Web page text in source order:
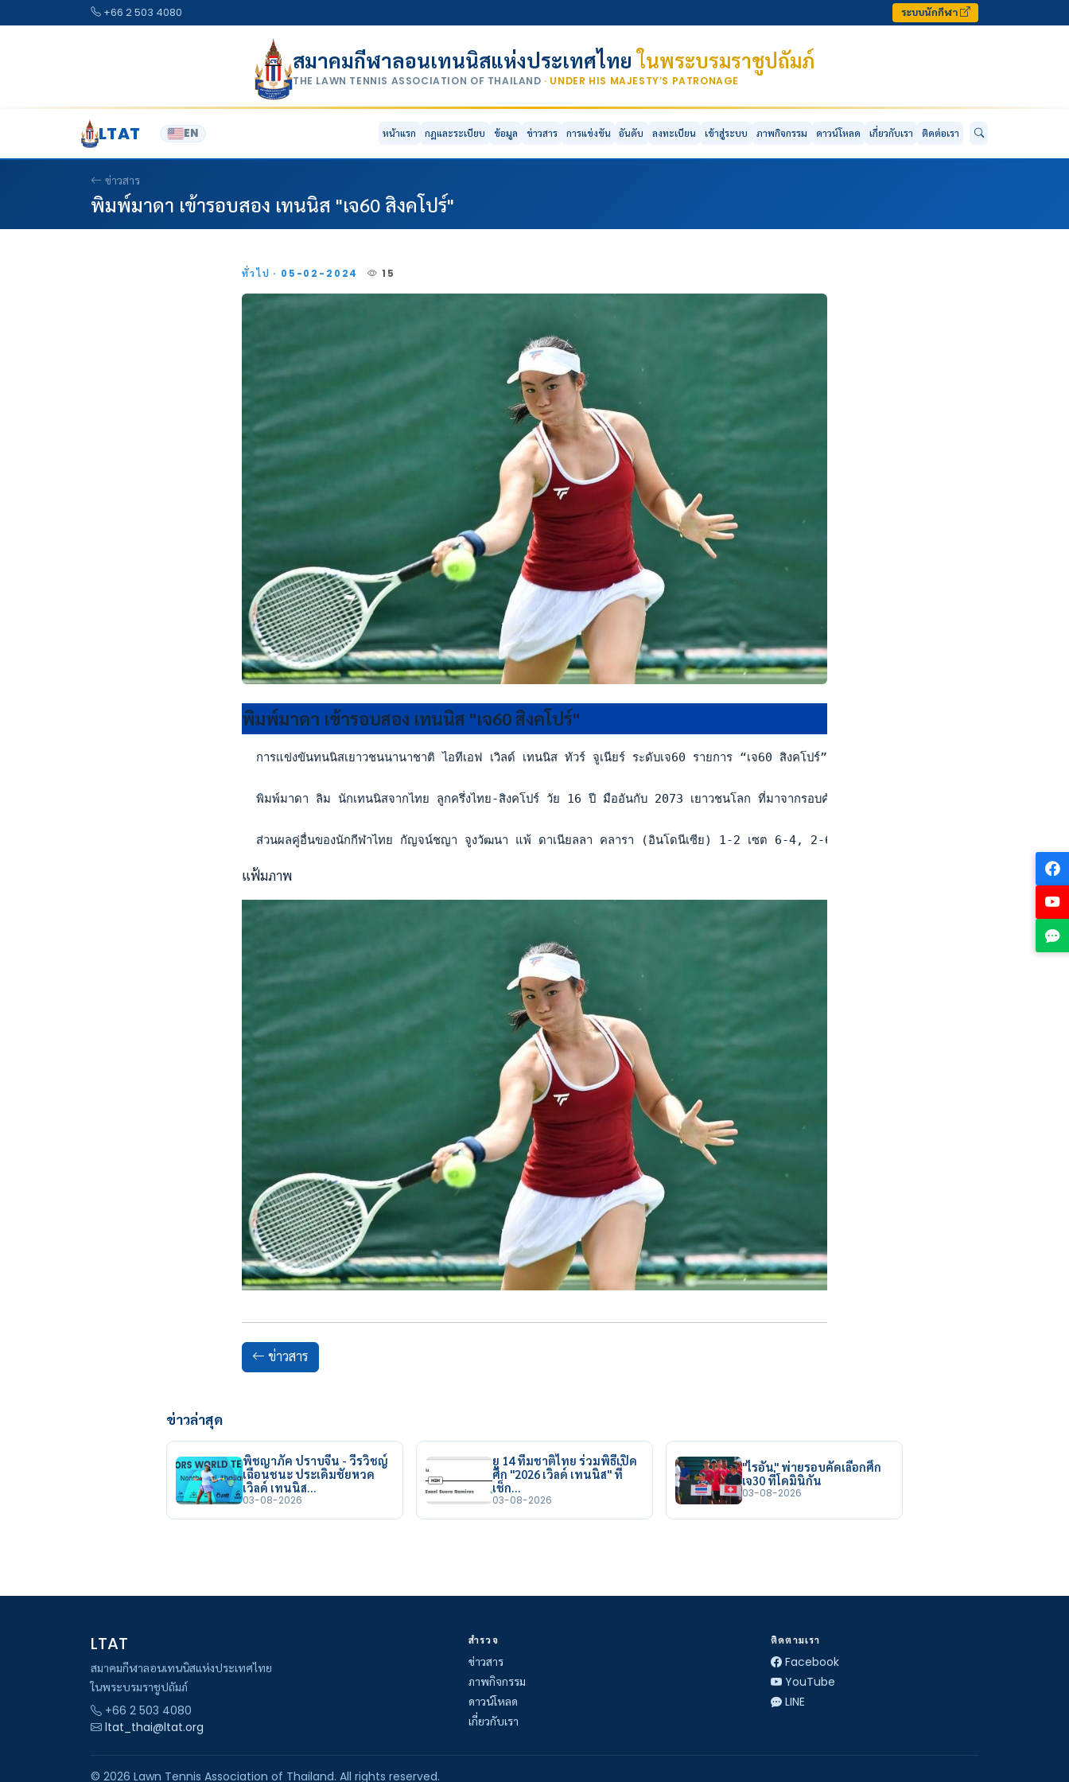
+66 2 503 4080 ระบบนักกีฬา
สมาคมกีฬาลอนเทนนิสแห่งประเทศไทยในพระบรมราชูปถัมภ์
THE LAWN TENNIS ASSOCIATION OF THAILAND · UNDER HIS MAJESTY’S PATRONAGE
LTAT EN หน้าแรก กฎและระเบียบ ข้อมูล ข่าวสาร การแข่งขัน อันดับ ลงทะเบียน เข้าสู่ระบบ ภาพกิจกรรม ดาวน์โหลด เกี่ยวกับเรา ติดต่อเรา
ข่าวสาร
พิมพ์มาดา เข้ารอบสอง เทนนิส "เจ60 สิงคโปร์"
ทั่วไป · 05-02-2024 15
พิมพ์มาดา เข้ารอบสอง เทนนิส "เจ60 สิงคโปร์"
การแข่งขันทนนิสเยาวชนนานาชาติ ไอทีเอฟ เวิลด์ เทนนิส ทัวร์ จูเนียร์ ระดับเจ60 รายการ “เจ60 สิงคโปร์” ที่ประเทศสิงคโปร์ เมื่อ 29 ม.ค.67 เป็นก
พิมพ์มาดา ลิม นักเทนนิสจากไทย ลูกครึ่งไทย-สิงคโปร์ วัย 16 ปี มืออันกับ 2073 เยาวชนโลก ที่มาจากรอบคัดเลือก ชนะ ณัฐรดา สกุลวงศ์ธนา วัย 16
  ส่วนผลคู่อื่นของนักกีฬาไทย กัญจน์ชญา จูงวัฒนา แพ้ ดาเนียลลา คลารา (อินโดนีเซีย) 1-2 เซต 6-4, 2-6, 1-6
แฟ้มภาพ
ข่าวสาร
ข่าวล่าสุด
พิชญาภัค ปราบจีน - วีรวิชญ์
เฉือนชนะ ประเดิมชัยหวด
เวิลด์ เทนนิส…
03-08-2026
ยู 14 ทีมชาติไทย ร่วมพิธีเปิด
ศึก "2026 เวิลด์ เทนนิส" ที่
เช็ก…
03-08-2026
"ไรอัน" พ่ายรอบคัดเลือกศึก
เจ30 ที่โดมินิกัน
03-08-2026
LTAT
สมาคมกีฬาลอนเทนนิสแห่งประเทศไทย
ในพระบรมราชูปถัมภ์
+66 2 503 4080
ltat_thai@ltat.org
สำรวจ
ข่าวสาร
ภาพกิจกรรม
ดาวน์โหลด
เกี่ยวกับเรา
ติดตามเรา
Facebook
YouTube
LINE
© 2026 Lawn Tennis Association of Thailand. All rights reserved.